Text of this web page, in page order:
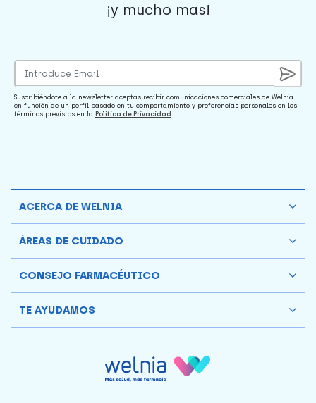
¡y mucho mas!
Suscribiéndote a la newsletter aceptas recibir comunicaciones comerciales de Welnia
en función de un perfil basado en tu comportamiento y preferencias personales en los
términos previstos en la Política de Privacidad
ACERCA DE WELNIA
ÁREAS DE CUIDADO
CONSEJO FARMACÉUTICO
TE AYUDAMOS